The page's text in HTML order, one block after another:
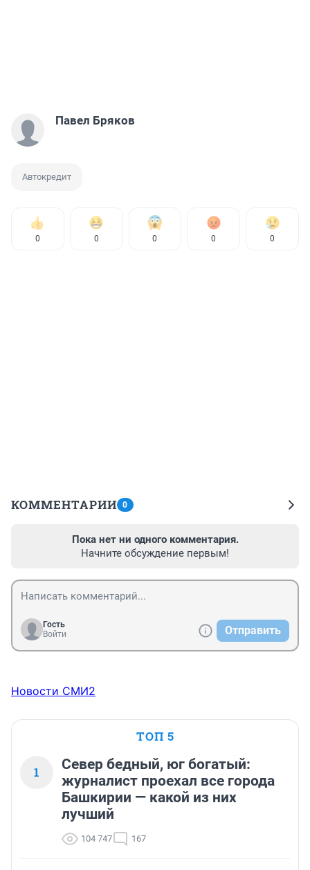
Павел Бряков
Автокредит
0 0 0 0 0
КОММЕНТАРИИ 0
Пока нет ни одного комментария.
Начните обсуждение первым!
Гость
Войти
Отправить
Новости СМИ2
ТОП 5
1
Север бедный, юг богатый:
журналист проехал все города
Башкирии — какой из них
лучший
104 747 167